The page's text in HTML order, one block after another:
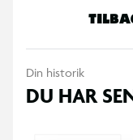
Din historik
DU HAR